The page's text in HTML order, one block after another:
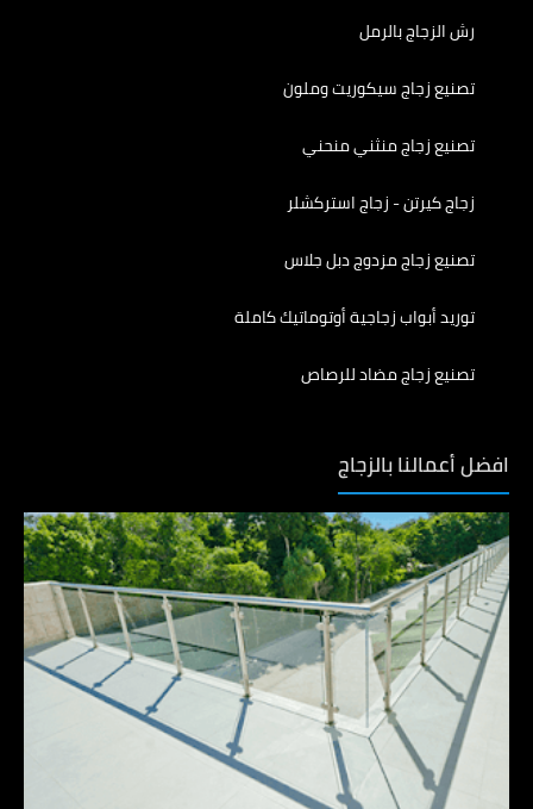
رش الزجاج بالرمل
تصنيع زجاج سيكوريت وملون
تصنيع زجاج منثني منحني
زجاج كيرتن - زجاج استركشلر
تصنيع زجاج مزدوج دبل جلاس
توريد أبواب زجاجية أوتوماتيك كاملة
تصنيع زجاج مضاد للرصاص
افضل أعمالنا بالزجاج